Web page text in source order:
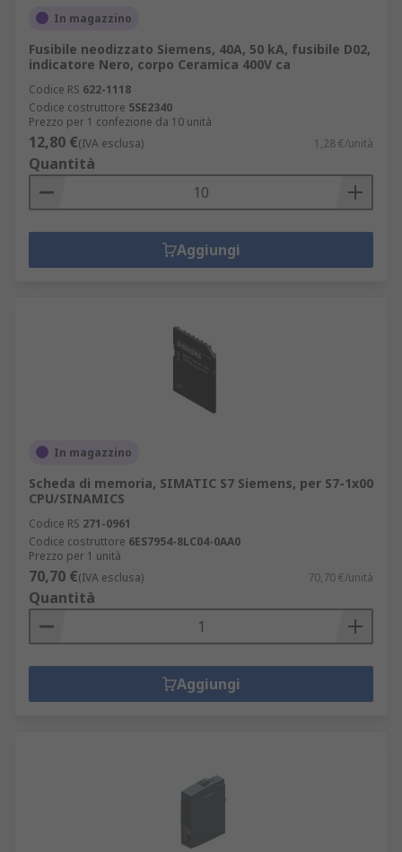
In magazzino
Fusibile neodizzato Siemens, 40A, 50 kA, fusibile D02,
indicatore Nero, corpo Ceramica 400V ca
Codice RS 622-1118
Codice costruttore 5SE2340
Prezzo per 1 confezione da 10 unità
12,80 €(IVA esclusa) 1,28 €/unità
Quantità
Aggiungi
In magazzino
Scheda di memoria, SIMATIC S7 Siemens, per S7-1x00
CPU/SINAMICS
Codice RS 271-0961
Codice costruttore 6ES7954-8LC04-0AA0
Prezzo per 1 unità
70,70 €(IVA esclusa) 70,70 €/unità
Quantità
Aggiungi